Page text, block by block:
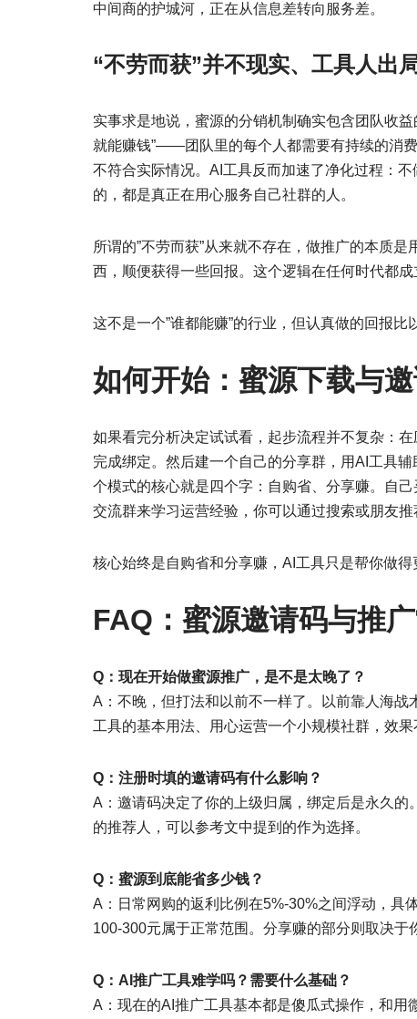
中间商的护城河，正在从信息差转向服务差。
“不劳而获”并不现实、工具人
实事求是地说，蜜源的分销机制确实包含团队收
就能赚钱”——团队里的每个人都需要有持续的消
不符合实际情况。AI工具反而加速了净化过程：
的，都是真正在用心服务自己社群的人。
所谓的”不劳而获”从来就不存在，做推广的本质
西，顺便获得一些回报。这个逻辑在任何时代都成
这不是一个”谁都能赚”的行业，但认真做的回报比
如何开始：蜜源下载与
如果看完分析决定试试看，起步流程并不复杂：
完成绑定。然后建一个自己的分享群，用AI工具
个模式的核心就是四个字：自购省、分享赚。自
交流群来学习运营经验，你可以通过搜索或朋友推
核心始终是自购省和分享赚，AI工具只是帮你做得
FAQ：蜜源邀请码与推
Q：现在开始做蜜源推广，是不是太晚了？
A：不晚，但打法和以前不一样了。以前靠人海战
工具的基本用法、用心运营一个小规模社群，效
Q：注册时填的邀请码有什么影响？
A：邀请码决定了你的上级归属，绑定后是永久
的推荐人，可以参考文中提到的作为选择。
Q：蜜源到底能省多少钱？
A：日常网购的返利比例在5%-30%之间浮动，具
100-300元属于正常范围。分享赚的部分则取决于
Q：AI推广工具难学吗？需要什么基础？
A：现在的AI推广工具基本都是傻瓜式操作，和